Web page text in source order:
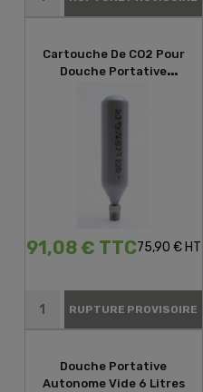
Cartouche De CO2 Pour
Douche Portative
91,08 € TTC75,90 € HT
RUPTURE PROVISOIRE
Douche Portative
Autonome Vide 6 Litres